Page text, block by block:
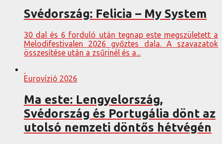
Svédország: Felicia – My System
30 dal és 6 forduló után tegnap este megszületett a
Melodifestivalen 2026 győztes dala. A szavazatok
összesítése után a zsűrinél és a...
Eurovízió 2026
Ma este: Lengyelország,
Svédország és Portugália dönt az
utolsó nemzeti döntős hétvégén